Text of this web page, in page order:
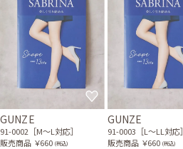
GUNZE
91-0002［M〜L対応］
販売商品 ￥660 (税込)
GUNZE
91-0003［L〜LL対応］
販売商品 ￥660 (税込)